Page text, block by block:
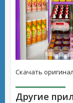
Скачать
Другие